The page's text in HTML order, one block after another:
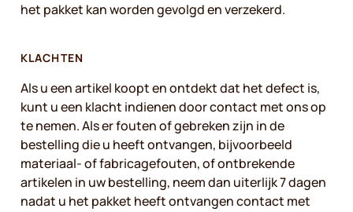
het pakket kan worden gevolgd en verzekerd.
KLACHTEN
Als u een artikel koopt en ontdekt dat het defect is,
kunt u een klacht indienen door contact met ons op
te nemen. Als er fouten of gebreken zijn in de
bestelling die u heeft ontvangen, bijvoorbeeld
materiaal- of fabricagefouten, of ontbrekende
artikelen in uw bestelling, neem dan uiterlijk 7 dagen
nadat u het pakket heeft ontvangen contact met